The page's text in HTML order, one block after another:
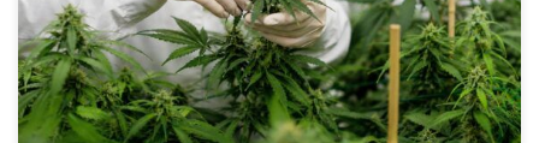
bezpieczeństwa zakupu oraz opinii, jaką marka
buduje na rynku. Profesjonalne firmy nie traktują
nasion jak zwykłego towaru, ale jak delikatny
materiał biologiczny, który wymaga wiedzy, […]